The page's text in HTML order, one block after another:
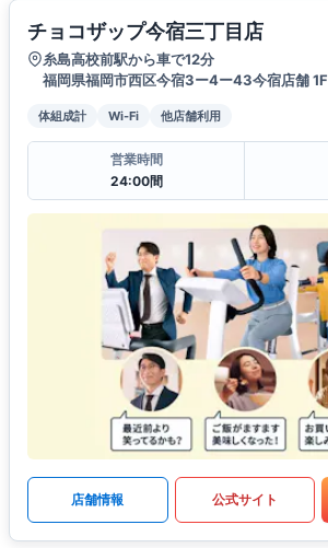
チョコザップ今宿三丁目店
糸島高校前駅から車で12分
福岡県福岡市西区今宿3ー4ー43今宿店舗 1F
体組成計 Wi-Fi 他店舗利用
営業時間
24:00間
店舗情報 公式サイト